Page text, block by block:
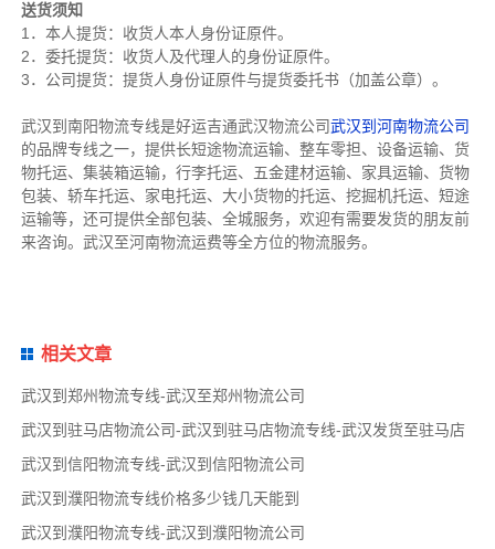
送货须知
1．本人提货：收货人本人身份证原件。
2．委托提货：收货人及代理人的身份证原件。
3．公司提货：提货人身份证原件与提货委托书（加盖公章）。
武汉到南阳物流专线是好运吉通武汉物流公司武汉到河南物流公司
的品牌专线之一，提供长短途物流运输、整车零担、设备运输、货
物托运、集装箱运输，行李托运、五金建材运输、家具运输、货物
包装、轿车托运、家电托运、大小货物的托运、挖掘机托运、短途
运输等，还可提供全部包装、全城服务，欢迎有需要发货的朋友前
来咨询。武汉至河南物流运费等全方位的物流服务。
相关文章
武汉到郑州物流专线-武汉至郑州物流公司
武汉到驻马店物流公司-武汉到驻马店物流专线-武汉发货至驻马店
武汉到信阳物流专线-武汉到信阳物流公司
武汉到濮阳物流专线价格多少钱几天能到
武汉到濮阳物流专线-武汉到濮阳物流公司